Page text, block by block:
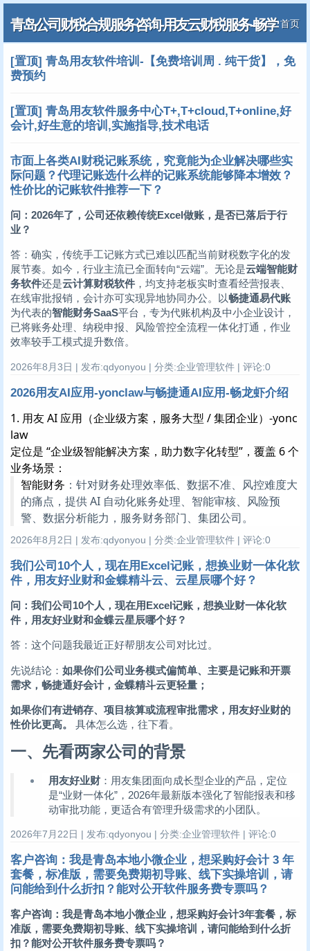
青岛公司财税合规服务咨询-用友云财税服务-畅学
帮办0532-88869701
首页
[置顶] 青岛用友软件培训-【免费培训周 . 纯干货】，免
费预约
[置顶] 青岛用友软件服务中心T+,T+cloud,T+online,好
会计,好生意的培训,实施指导,技术电话
市面上各类AI财税记账系统，究竟能为企业解决哪些实
际问题？代理记账选什么样的记账系统能够降本增效？
性价比的记账软件推荐一下？
问：2026年了，公司还依赖传统Excel做账，是否已落后于行
业？
答：确实，传统手工记账方式已难以匹配当前财税数字化的发
展节奏。如今，行业主流已全面转向“云端”。无论是云端智能财
务软件还是云计算财税软件 ，均支持老板实时查看经营报表、
在线审批报销，会计亦可实现异地协同办公。以畅捷通易代账
为代表的智能财务SaaS平台，专为代账机构及中小企业设计，
已将账务处理、纳税申报、风险管控全流程一体化打通，作业
效率较手工模式提升数倍。
2026年8月3日 | 发布:qdyonyou | 分类:企业管理软件 | 评论:0
2026用友AI应用-yonclaw与畅捷通AI应用-畅龙虾介绍
1. 用友 AI 应用（企业级方案，服务大型 / 集团企业）-yonc
law
定位是 “企业级智能解决方案，助力数字化转型”，覆盖 6 个
业务场景：
智能财务 ：针对财务处理效率低、数据不准、风控难度大
的痛点，提供 AI 自动化账务处理、智能审核、风险预
警、数据分析能力，服务财务部门、集团公司。
2026年8月2日 | 发布:qdyonyou | 分类:企业管理软件 | 评论:0
我们公司10个人，现在用Excel记账，想换业财一体化软
件，用友好业财和金蝶精斗云、云星辰哪个好？
问：我们公司10个人，现在用Excel记账，想换业财一体化软
件，用友好业财和金蝶云星辰哪个好？
答：这个问题我最近正好帮朋友公司对比过。
先说结论： 如果你们公司业务模式偏简单、主要是记账和开票
需求，畅捷通好会计，金蝶精斗云更轻量；
如果你们有进销存、项目核算或流程审批需求，用友好业财的
性价比更高。
具体怎么选，往下看。
一、先看两家公司的背景
用友好业财 ：用友集团面向成长型企业的产品，定位
是“业财一体化”，2026年最新版本强化了智能报表和移
动审批功能，更适合有管理升级需求的小团队。
2026年7月22日 | 发布:qdyonyou | 分类:企业管理软件 | 评论:0
客户咨询：我是青岛本地小微企业，想采购好会计 3 年
套餐，标准版，需要免费期初导账、线下实操培训，请
问能给到什么折扣？能对公开软件服务费专票吗？
客户咨询：我是青岛本地小微企业，想采购好会计3年套餐，标
准版，需要免费期初导账、线下实操培训，请问能给到什么折
扣？能对公开软件服务费专票吗？